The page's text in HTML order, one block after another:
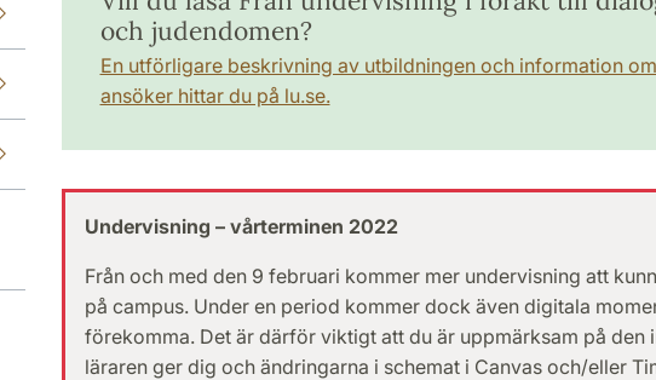
och judendomen?
En utförligare beskrivning av utbildningen och information
ansöker hittar du på lu.se.
Undervisning – vårterminen 2022
Från och med den 9 februari kommer mer undervisning att
på campus. Under en period kommer dock även digitala
förekomma. Det är därför viktigt att du är uppmärksam på den
läraren ger dig och ändringarna i schemat i Canvas och/eller